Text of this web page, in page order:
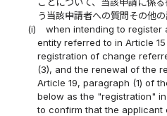
う当該申請者への質問その他
(i)
when intending to register
entity referred to in Article
registration of change
(3), and the renewal of the
Article 19, paragraph (1) of
below as the "registration"
to confirm that the applicant